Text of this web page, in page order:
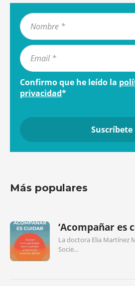
Confirmo que he leído la
privacidad*
Más populares
‘Acompañar es
La doctora Elia Martínez
Socie...